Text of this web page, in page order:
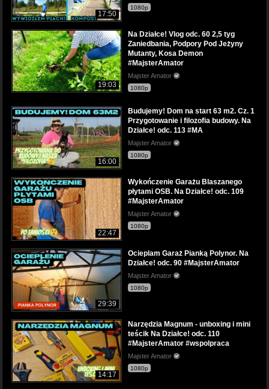
17:50
1080p
19:03
Na Działce! Vlog odc. 60 2,5 tyg
Zaniedbania, Podpory Pod Jeżyny
Mutanty, Kosa Demon
#MajsterAmator
Majster Amator
1080p
16:00
Budujemy! Dom na start 63 m2. Cz. 1
Przygotowanie i filozofia budowy. Na
Działce! odc. 113 #MA
Majster Amator
1080p
22:47
Wykończenie Garażu Blaszanego
płytami OSB. Na Działce! odc. 109
#MajsterAmator
Majster Amator
1080p
29:39
Ocieplam Garaż Pianką Polynor. Na
Działce! odc. 90 #MajsterAmator
Majster Amator
1080p
14:17
Narzędzia Magnum - unboxing i mini
teścik Na Działce! odc. 110
#MajsterAmator #wspolpraca
Majster Amator
1080p